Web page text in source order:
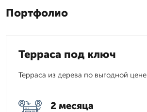
Портфолио
Терраса под ключ
Терраса из дерева по выгодной цене
2 месяца